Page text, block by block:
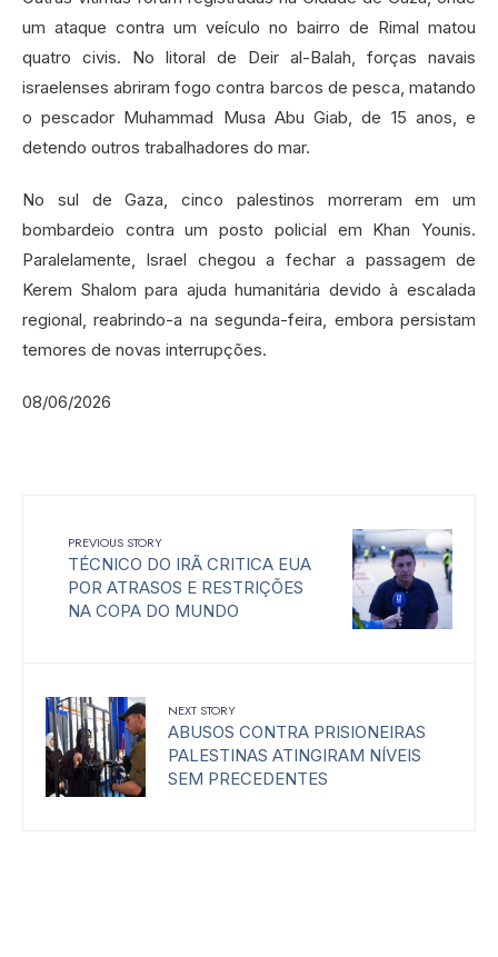
um ataque contra um veículo no bairro de Rimal matou
quatro civis. No litoral de Deir al-Balah, forças navais
israelenses abriram fogo contra barcos de pesca, matando
o pescador Muhammad Musa Abu Giab, de 15 anos, e
detendo outros trabalhadores do mar.
No sul de Gaza, cinco palestinos morreram em um
bombardeio contra um posto policial em Khan Younis.
Paralelamente, Israel chegou a fechar a passagem de
Kerem Shalom para ajuda humanitária devido à escalada
regional, reabrindo-a na segunda-feira, embora persistam
temores de novas interrupções.
08/06/2026
PREVIOUS STORY
TÉCNICO DO IRÃ CRITICA EUA
POR ATRASOS E RESTRIÇÕES
NA COPA DO MUNDO
NEXT STORY
ABUSOS CONTRA PRISIONEIRAS
PALESTINAS ATINGIRAM NÍVEIS
SEM PRECEDENTES